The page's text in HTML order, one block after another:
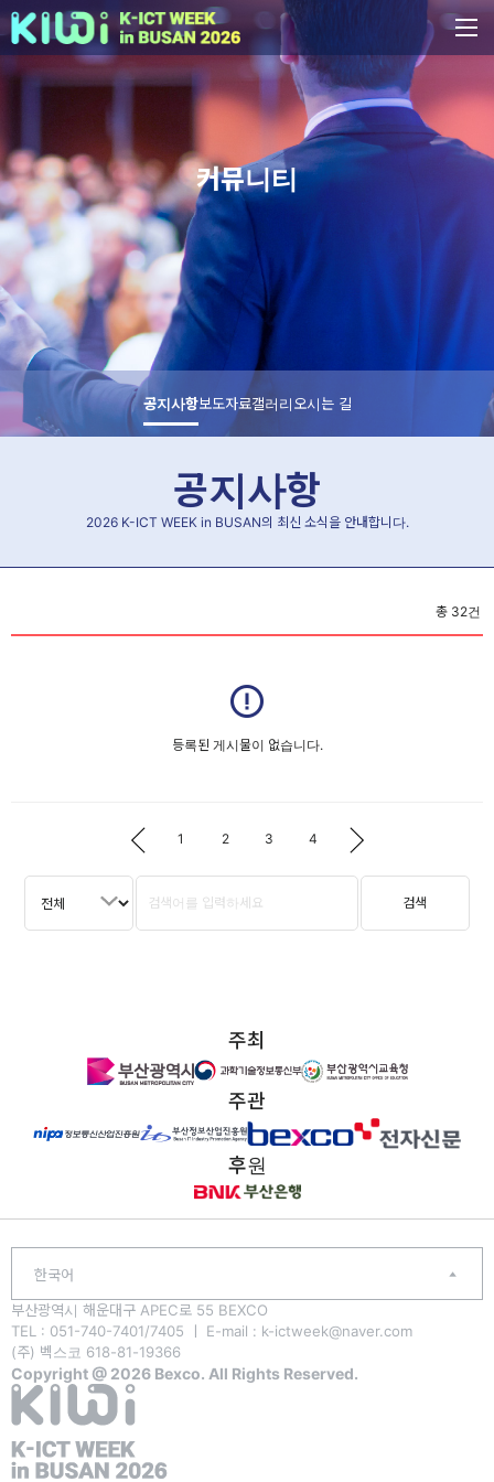
커뮤니티
공지사항보도자료갤러리오시는 길
공지사항
2026 K-ICT WEEK in BUSAN의 최신 소식을 안내합니다.
총 32건
등록된 게시물이 없습니다.
1 2 3 4
주최
주관
후원
부산광역시 해운대구 APEC로 55 BEXCO
TEL : 051-740-7401/7405 ㅣ E-mail : k-ictweek@naver.com
(주) 벡스코 618-81-19366
Copyright @ 2026 Bexco. All Rights Reserved.
한국어